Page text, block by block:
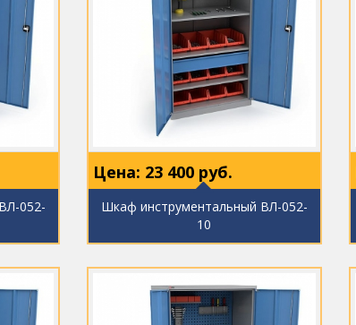
052-
Цена: 23 400 руб.
Шкаф инструментальный ВЛ-052-
10